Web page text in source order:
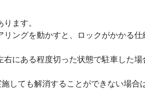
ます。
ングを動かすと、ロックがかかる仕
にある程度切った状態で駐車した場
しても解消することができない場合